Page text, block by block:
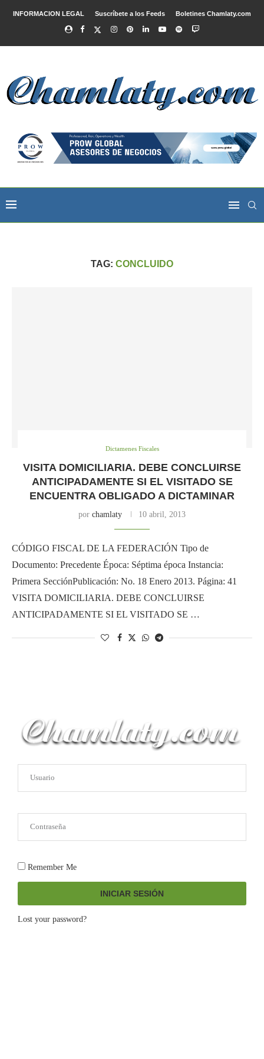
INFORMACION LEGAL Suscríbete a los Feeds Boletines Chamlaty.com
TAG: CONCLUIDO
Dictamenes Fiscales
VISITA DOMICILIARIA. DEBE CONCLUIRSE
ANTICIPADAMENTE SI EL VISITADO SE
ENCUENTRA OBLIGADO A DICTAMINAR
por chamlaty 10 abril, 2013
CÓDIGO FISCAL DE LA FEDERACIÓN Tipo de
Documento: Precedente Época: Séptima época Instancia:
Primera SecciónPublicación: No. 18 Enero 2013. Página: 41
VISITA DOMICILIARIA. DEBE CONCLUIRSE
ANTICIPADAMENTE SI EL VISITADO SE …
Remember Me
INICIAR SESIÓN
Lost your password?